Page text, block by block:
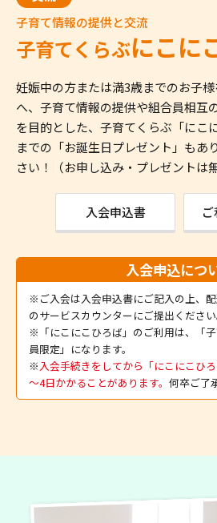
子育て情報の提供と交流
子育てくらぶにこに
妊娠中の方または満3歳までのお子
へ、子育て情報の提供や組合員相互
を目的とした、子育てくらぶ「にこ
までの「お誕生日プレゼント」もあ
さい！（お申し込み・プレゼントは無
入会申込書
入会申込につ
※ご入会は入会申込書にご記入の上、
のサービスカウンターにご提出ください
※「にこにこひろば」のご利用は、
「
員限定」 になります。
※入会手続きをしてから「にこにこひ
～4日かかることがあります。 何卒ご了